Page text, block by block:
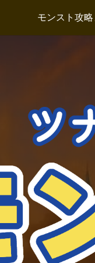
モンスト攻